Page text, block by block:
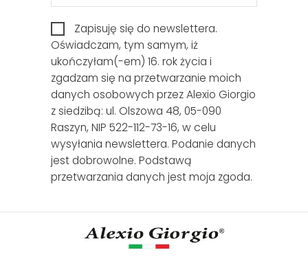
Zapisuję się do newslettera.
Oświadczam, tym samym, iż
ukończyłam(-em) 16. rok życia i
zgadzam się na przetwarzanie moich
danych osobowych przez Alexio Giorgio
z siedzibą: ul. Olszowa 48, 05-090
Raszyn, NIP 522-112-73-16, w celu
wysyłania newslettera. Podanie danych
jest dobrowolne. Podstawą
przetwarzania danych jest moja zgoda.